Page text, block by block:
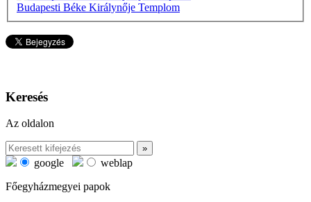
Budapesti Béke Királynője Templom
Keresés
Az oldalon
google
weblap
Főegyházmegyei papok